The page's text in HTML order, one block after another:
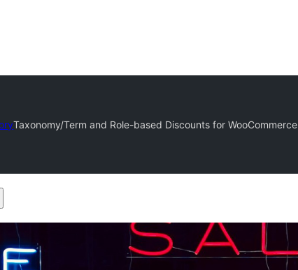
Taxonomy/Term and Role-based Discounts for WooCommerce